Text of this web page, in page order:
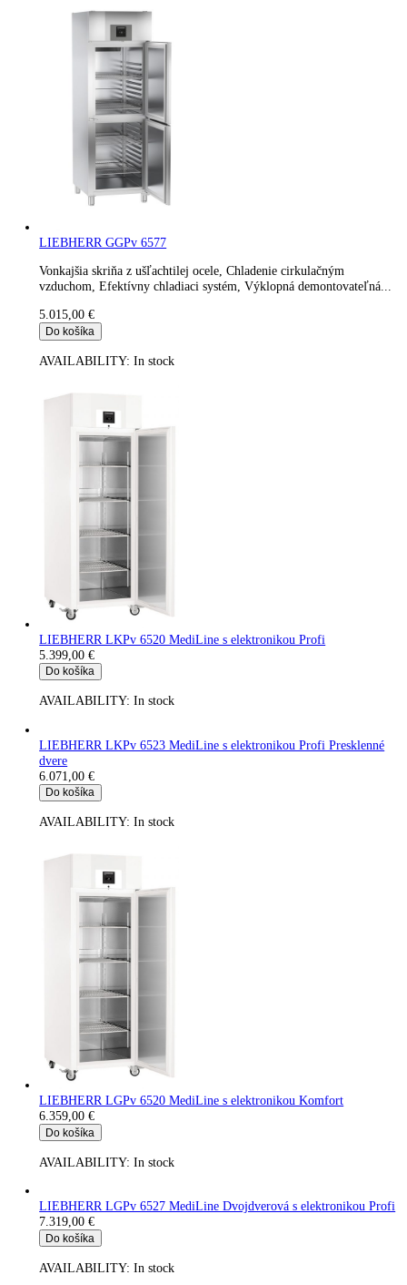
LIEBHERR GGPv 6590
Vonkajšia skriňa z ušľachtilej ocele, Nožný pedálový otvárač,
Chladenie cirkulačným vzduchom, Efektívny chladiaci
4.297,00€
Do košíka
AVAILABILITY: In stock
vzduchom, Efektívny chladiaci systém, Výklopná
4.378,80
Do košíka
AVAILABILITY:In stock
LIEBHERR GGPv 6577
Vonkajšia skriňa z ušľachtilej ocele, Chladenie cirkulačným
5.015,00€
Do košíka
AVAILABILITY:
LIEBHERR LKPv 6520 MediLine s elektronikou Profi
5.399,00€
LIEBHERR LKPv 6523 MediLine s elektronikou Profi
dvere
6.071,00€